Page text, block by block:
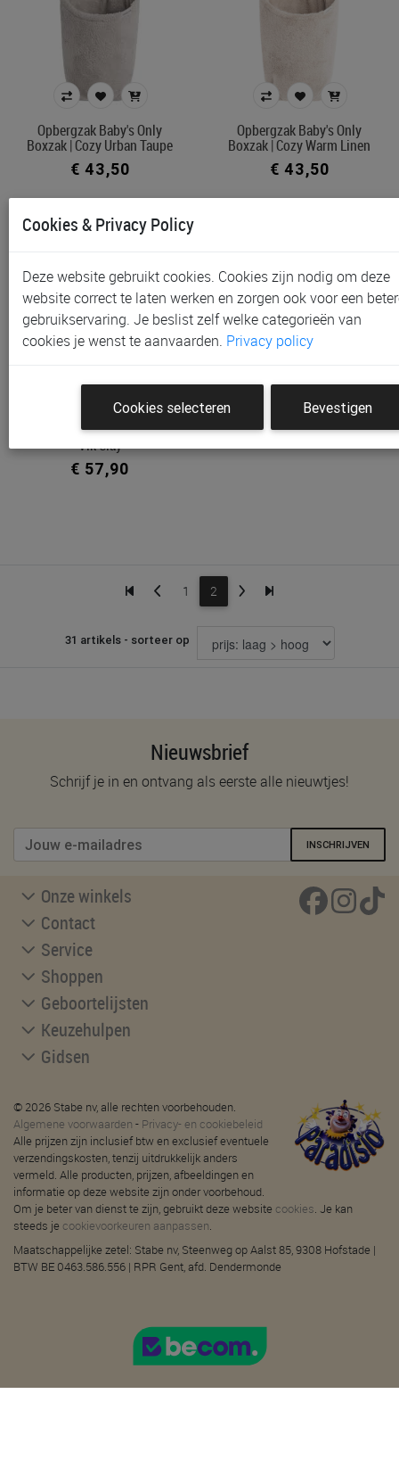
Opbergzak Baby's Only
Boxzak | Cozy Urban Taupe
€ 43,50
Opbergzak Baby's Only
Boxzak | Cozy Warm Linen
€ 43,50
Opbergzak Koeka Boxzak |
Vik Clay
€ 57,90
1 2
31 artikels - sorteer op
Nieuwsbrief
Schrijf je in en ontvang als eerste alle nieuwtjes!
INSCHRIJVEN
Onze winkels
Contact
Service
Shoppen
Geboortelijsten
Keuzehulpen
Gidsen
© 2026 Stabe nv, alle rechten voorbehouden.
Algemene voorwaarden - Privacy- en cookiebeleid
Alle prijzen zijn inclusief btw en exclusief eventuele
verzendingskosten, tenzij uitdrukkelijk anders
vermeld. Alle producten, prijzen, afbeeldingen en
informatie op deze website zijn onder voorbehoud.
Om je beter van dienst te zijn, gebruikt deze website cookies. Je kan
steeds je cookievoorkeuren aanpassen.
Maatschappelijke zetel: Stabe nv, Steenweg op Aalst 85, 9308 Hofstade |
BTW BE 0463.586.556 | RPR Gent, afd. Dendermonde
Cookies & Privacy Policy
Deze website gebruikt cookies. Cookies zijn nodig om deze
website correct te laten werken en zorgen ook voor een
gebruikservaring. Je beslist zelf welke categorieën van
cookies je wenst te aanvaarden. Privacy policy
Cookies selecteren Bevestigen